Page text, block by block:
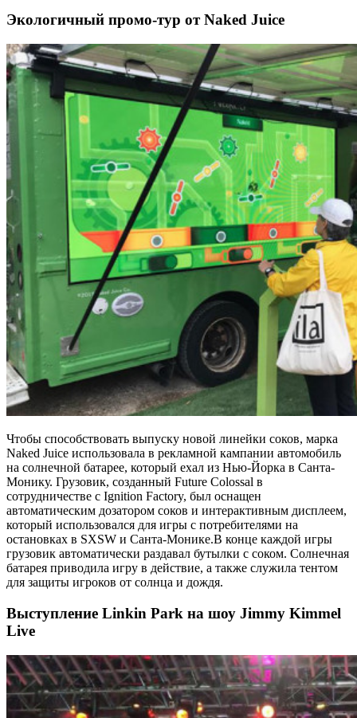
Экологичный промо-тур от Naked Juice
Чтобы способствовать выпуску новой линейки соков, марка
Naked Juice использовала в рекламной кампании автомобиль
на солнечной батарее, который ехал из Нью-Йорка в Санта-
Монику. Грузовик, созданный Future Colossal в
сотрудничестве с Ignition Factory, был оснащен
автоматическим дозатором соков и интерактивным дисплеем,
который использовался для игры с потребителями на
остановках в SXSW и Санта-Монике.В конце каждой игры
грузовик автоматически раздавал бутылки с соком. Солнечная
батарея приводила игру в действие, а также служила тентом
для защиты игроков от солнца и дождя.
Выступление Linkin Park на шоу Jimmy Kimmel
Live